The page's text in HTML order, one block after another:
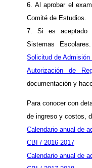
6. Al aprobar el
Comité de Estudios.
7. Si es aceptado
Sistemas
Solicitud de Admisión
Autorización de
documentación y
Para conocer con
de ingreso y costos,
Calendario anual de
CBI / 2016-2017
Calendario anual de